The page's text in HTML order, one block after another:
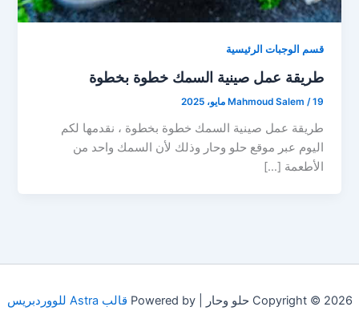
قسم الوجبات الرئيسية
طريقة عمل صينية السمك خطوة بخطوة
Mahmoud Salem /19 مايو، 2025
طريقة عمل صينية السمك خطوة بخطوة ، نقدمها لكم
اليوم عبر موقع حلو وحار وذلك لأن السمك واحد من
الأطعمة […]
Copyright © 2026 حلو وحار | Powered by قالب Astra للووردبريس